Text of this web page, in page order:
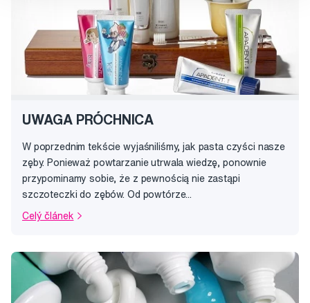
UWAGA PRÓCHNICA
W poprzednim tekście wyjaśniliśmy, jak pasta czyści nasze
zęby. Ponieważ powtarzanie utrwala wiedzę, ponownie
przypominamy sobie, że z pewnością nie zastąpi
szczoteczki do zębów. Od powtórze...
Celý článek